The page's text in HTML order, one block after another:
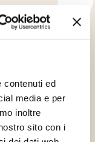
contenuti ed
media e per
inoltre
sito con i